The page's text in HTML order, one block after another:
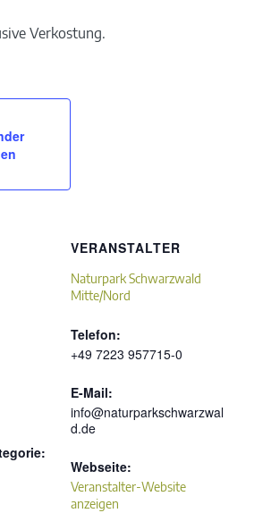
Verkostung.
VERANSTALTER
Naturpark Schwarzwald
Mitte/Nord
Telefon:
+49 7223 957715-0
E-Mail:
info@naturparkschwarzwal
d.de
Webseite:
Veranstalter-Website
anzeigen